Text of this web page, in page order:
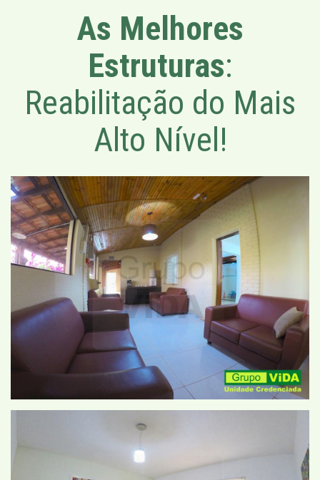
As Melhores
Estruturas:
Reabilitação do Mais
Alto Nível!